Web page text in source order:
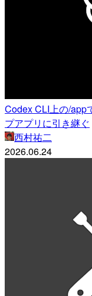
Codex CLI上の/app
プアプリに引き継ぐ
西村祐二
2026.06.24